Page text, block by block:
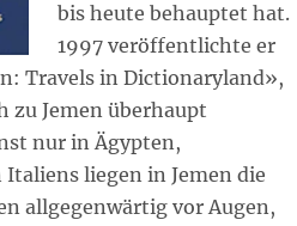
bis heute behauptet hat.
1997 veröffentlichte er
Travels in Dictionaryland»,
zu Jemen überhaupt
nur in Ägypten,
liegen in Jemen die
allgegenwärtig vor Augen,